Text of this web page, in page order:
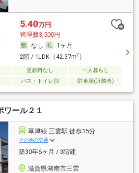
5.40万円
管理費3,500円
なし
1ヶ月
2階 / 1LDK（42.37m2）
更新料なし
一人暮らし
バス・トイレ別 駐車場(近隣含)
ワール２１
草津線 三雲駅 徒歩15分
その他の交通
築30年6ヶ月 / 3階建
滋賀県湖南市三雲